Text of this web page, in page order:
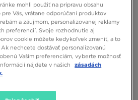
mohli použiť na prípravu obsahu
Vás, vrátane odporúčaní produktov
a záujmom, personalizovanej reklamy
preferencií. Svoje rozhodnutie aj
cookie môžete kedykoľvek zmeniť, a to
nechcete dostávať personalizovanú
Vašim preferenciám, vyberte možnosť
nájdete v našich
zásadách